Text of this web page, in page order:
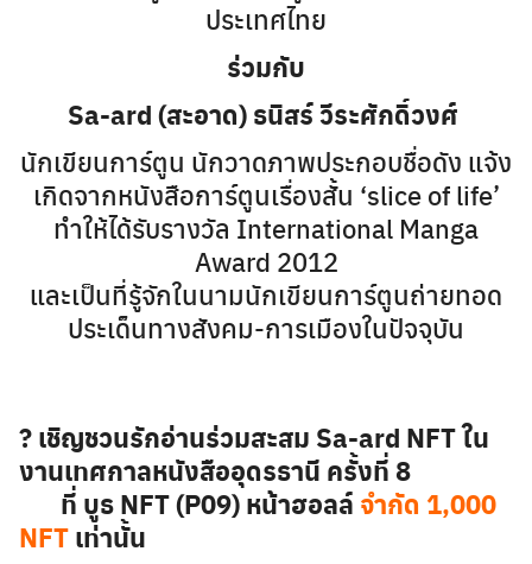
ประเทศไทย
ร่วมกับ
Sa-ard (สะอาด) ธนิสร์ วีระศักดิ์วงศ์
นักเขียนการ์ตูน นักวาดภาพประกอบชื่อดัง แจ้ง
เกิดจากหนังสือการ์ตูนเรื่องสั้น ‘slice of life’
ทำให้ได้รับรางวัล International Manga
Award 2012
และเป็นที่รู้จักในนามนักเขียนการ์ตูนถ่ายทอด
ประเด็นทางสังคม-การเมืองในปัจจุบัน
? เชิญชวนรักอ่านร่วมสะสม Sa-ard NFT ใน
งานเทศกาลหนังสืออุดรธานี ครั้งที่ 8
ที่ บูธ NFT (P09) หน้าฮอลล์ จำกัด 1,000
NFTเท่านั้น